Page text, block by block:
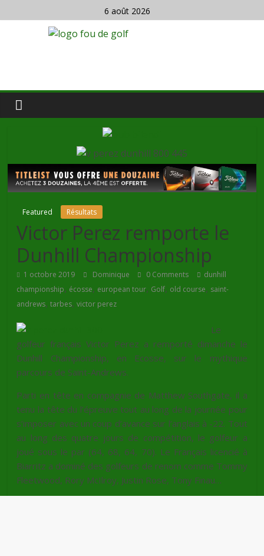
6 août 2026
Featured Résultats
Victor Perez remporte le
Dunhill Championship
1 octobre 2019 Dominique 0 Comments
dunhill
championship, écosse, european tour, Golf, old course, saint-
andrews,tarbes,victor perez
Le
golfeur français Victor Perez a remporté dimanche le
Dunhill Championship, en Ecosse, sur le mythique
parcours de Saint-Andrews.
Parti en tête en compagnie de Matthew Southgate, il a
tenu la tête du l’épreuve tout au long de la journée pour
s’imposer avec un coup d’avance sur l’anglais à -22. Tout
au long des quatre jours de compétition, le golfeur a
joué sous le par (64, 68, 64, 70). Le Français licencié à
Biarritz a dominé des golfeurs de renom comme Tommy
Fleetwood, Rory McIlroy, Justin Rose, Tony Finau…